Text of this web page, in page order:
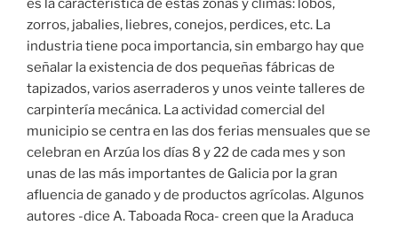
es la característica de estas zonas y climas: lobos,
zorros, jabalies, liebres, conejos, perdices, etc. La
industria tiene poca importancia, sin embargo hay que
señalar la existencia de dos pequeñas fábricas de
tapizados, varios aserraderos y unos veinte talleres de
carpintería mecánica. La actividad comercial del
municipio se centra en las dos ferias mensuales que se
celebran en Arzúa los días 8 y 22 de cada mes y son
unas de las más importantes de Galicia por la gran
afluencia de ganado y de productos agrícolas. Algunos
autores -dice A. Taboada Roca- creen que la Araduca